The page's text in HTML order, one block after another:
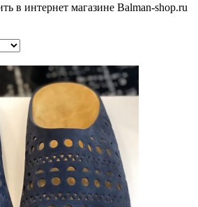
в интернет магазине Balman-shop.ru